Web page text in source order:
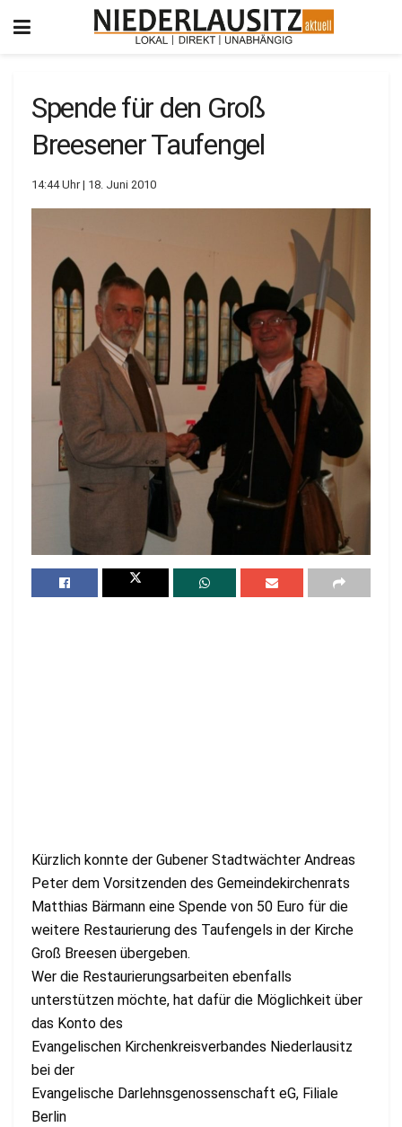
Spende für den Groß
Breesener Taufengel
14:44 Uhr | 18. Juni 2010
Kürzlich konnte der Gubener Stadtwächter Andreas
Peter dem Vorsitzenden des Gemeindekirchenrats
Matthias Bärmann eine Spende von 50 Euro für die
weitere Restaurierung des Taufengels in der Kirche
Groß Breesen übergeben.
Wer die Restaurierungsarbeiten ebenfalls
unterstützen möchte, hat dafür die Möglichkeit über
das Konto des
Evangelischen Kirchenkreisverbandes Niederlausitz
bei der
Evangelische Darlehnsgenossenschaft eG, Filiale
Berlin